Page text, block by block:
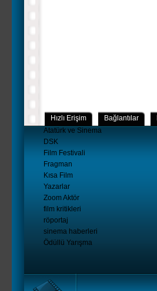
Hızlı Erişim Bağlantılar
Atatürk ve Sinema
DSK
Film Festivali
Fragman
Kısa Film
Yazarlar
Zoom Aktör
film kritikleri
röportaj
sinema haberleri
Ödüllü Yarışma